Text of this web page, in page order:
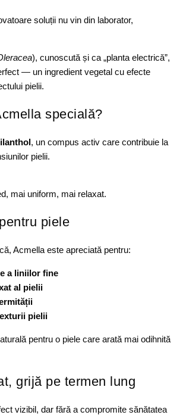
soluții nu vin din laborator,
), cunoscută și ca „planta electrică”,
— un ingredient vegetal cu efecte
pielii.
specială?
, un compus activ care contribuie la
pielii.
mai uniform, mai relaxat.
piele
Acmella este apreciată pentru:
a liniilor fine
al pielii
pielii
pentru o piele care arată mai odihnită
grijă pe termen lung
vizibil, dar fără a compromite sănătatea